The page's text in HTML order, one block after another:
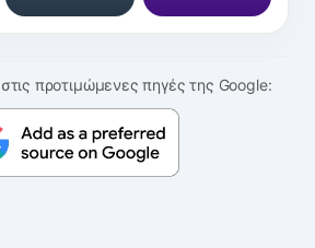
προτιμώμενες πηγές της Google: